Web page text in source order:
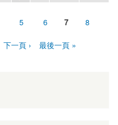
5 6 7 8
下一頁 › 最後一頁 »